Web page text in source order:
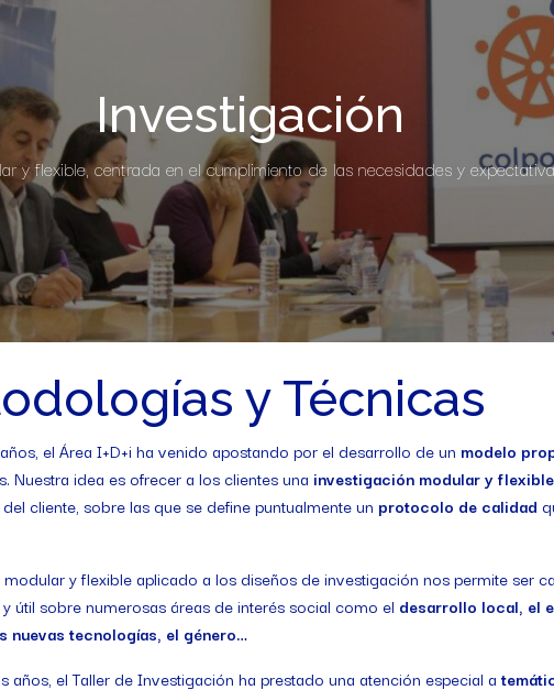
Investigación
y flexible, centrada en el cumplimiento de las necesidades y
y Técnicas
el Área I+D+i ha venido apostando por el desarrollo de un modelo
Nuestra idea es ofrecer a los clientes una investigación modular y flexible
cliente, sobre las que se define puntualmente un protocolo de calidad
y flexible aplicado a los diseños de investigación nos permite ser
útil sobre numerosas áreas de interés social como el desarrollo local, el
nuevas tecnologías, el género…
años, el Taller de Investigación ha prestado una atención especial a